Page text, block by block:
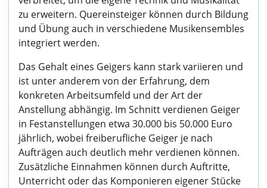
zu erweitern. Quereinsteiger können durch Bildung
und Übung auch in verschiedene Musikensembles
integriert werden.
Das Gehalt eines Geigers kann stark variieren und
ist unter anderem von der Erfahrung, dem
konkreten Arbeitsumfeld und der Art der
Anstellung abhängig. Im Schnitt verdienen Geiger
in Festanstellungen etwa 30.000 bis 50.000 Euro
jährlich, wobei freiberufliche Geiger je nach
Aufträgen auch deutlich mehr verdienen können.
Zusätzliche Einnahmen können durch Auftritte,
Unterricht oder das Komponieren eigener Stücke